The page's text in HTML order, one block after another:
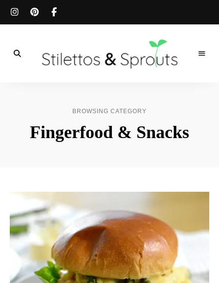
Sprouts
Rezepte
BROWSING CATEGORY
Fingerfood & Snacks